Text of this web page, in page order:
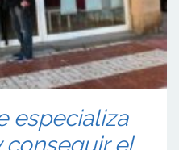
especializa